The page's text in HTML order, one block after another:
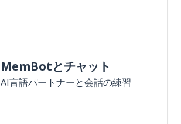
MemBotとチャット
AI言語パートナーと会話の練習